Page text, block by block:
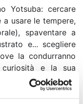
Yotsuba: cercare
usare le tempere,
spaventare a
e... scegliere
la condurranno
e la sua